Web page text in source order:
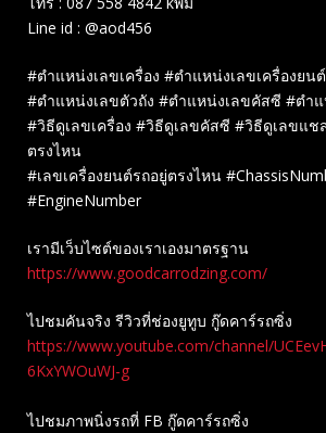
Line id : @aod456
#ตำแหน่งเลขเครื่อง #ตำแหน่งเลขเครื่องยนต์
#ตำแหน่งเลขตัวถัง #ตำแหน่งเลขคัสซี #ตำ
#วิธีดูเลขเครื่อง #วิธีดูเลขคัสซี #วิธีดูเลขแ
ตรงไหน
#เลขเครื่องยนต์รถอยู่ตรงไหน
#EngineNumber
เรามีเว็บไซต์ของเราเองมาตรฐาน
https://www.goodcarrodzing.com/
ไปชมคันจริง รีวิวที่ช่องยู​ทูบ​ กู๊ดคาร์รถซิ่ง
https://www.youtube.com/channel/
6KxYWOuWJ-g
ไปชมภาพนิ่งรถที่ FB กู๊ดคาร์รถซิ่ง